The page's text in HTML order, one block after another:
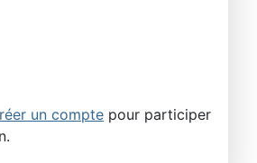
un compte pour participer